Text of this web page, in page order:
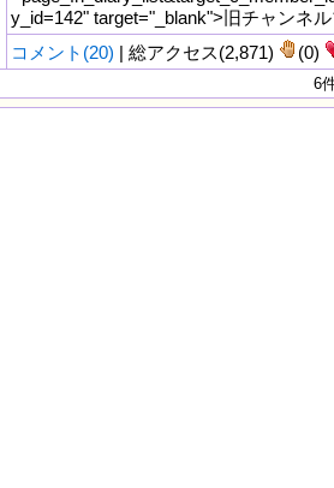
y_id=142" target="_blank">旧チャンネ
コメント(20) | 総アクセス(2,871) (0)
6